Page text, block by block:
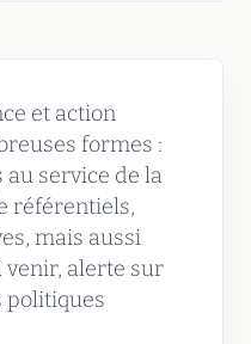
et action
formes :
service de la
référentiels,
mais aussi
venir, alerte sur
politiques